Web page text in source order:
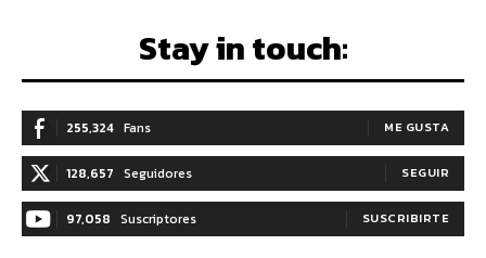
Stay in touch:
255,324 Fans ME GUSTA
128,657 Seguidores SEGUIR
97,058 Suscriptores SUSCRIBIRTE